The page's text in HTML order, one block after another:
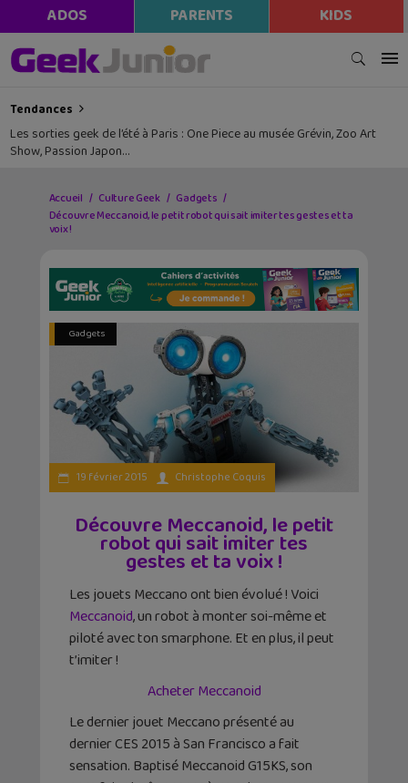
ADOS PARENTS KIDS
Tendances
Les sorties geek de l’été à Paris : One Piece au musée Grévin, Zoo Art
Show, Passion Japon…
Accueil Culture Geek
Gadgets
Découvre Meccanoid, le petit robot qui sait imiter tes gestes et ta
voix !
Gadgets
19 février 2015 Christophe Coquis
Découvre Meccanoid, le petit
robot qui sait imiter tes
gestes et ta voix !
Les jouets Meccano ont bien évolué ! Voici
Meccanoid, un robot à monter soi-même et
piloté avec ton smarphone. Et en plus, il peut
t’imiter !
Acheter Meccanoid
Le dernier jouet Meccano présenté au
dernier CES 2015 à San Francisco a fait
sensation. Baptisé Meccanoid G15KS, son